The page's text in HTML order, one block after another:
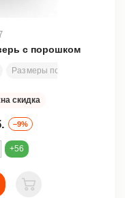
с порошком
Размеры под заказ
скидка
–9%
+56
В корзину